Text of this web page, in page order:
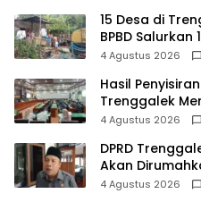
15 Desa di
BPBD Salurkan
900 Warga
4 Agustus 2026
Hasil
Trenggalek
Infrastruktur
4 Agustus 2026
DPRD
Akan
4 Agustus 2026